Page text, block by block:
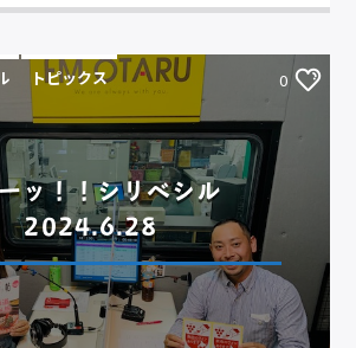
トピックス 0
ッ！！シリベシル
2024.6.28